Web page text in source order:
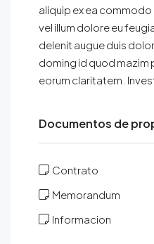
aliquip ex ea
vel illum dolore eu
delenit augue duis
doming id quod mazim
eorum claritatem.
Documentos de
Contrato
Memorandum
Informacion